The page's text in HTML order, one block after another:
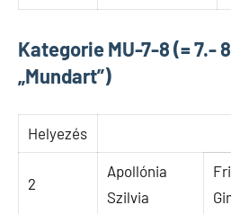
Kategorie MU-7-8 (= 7.-
„Mundart”)
Helyezés
2
Apollónia
Szilvia